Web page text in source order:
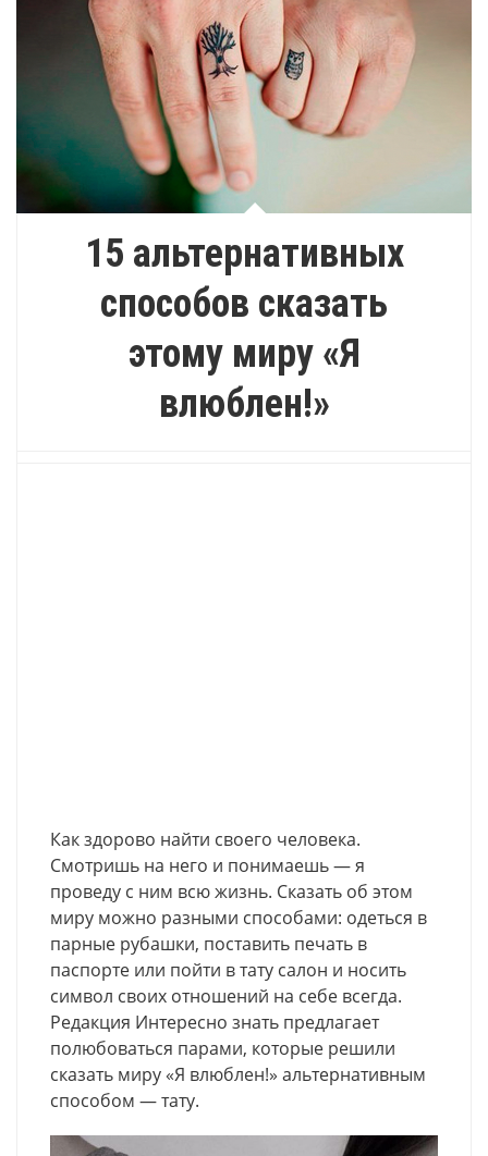
15 альтернативных
способов сказать
этому миру «Я
влюблен!»
Как здорово найти своего человека.
Смотришь на него и понимаешь — я
проведу с ним всю жизнь. Сказать об этом
миру можно разными способами: одеться в
парные рубашки, поставить печать в
паспорте или пойти в тату салон и носить
символ своих отношений на себе всегда.
Редакция Интересно знать предлагает
полюбоваться парами, которые решили
сказать миру «Я влюблен!» альтернативным
способом — тату.